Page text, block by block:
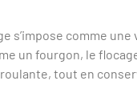
s’impose comme
un fourgon, le
tout en